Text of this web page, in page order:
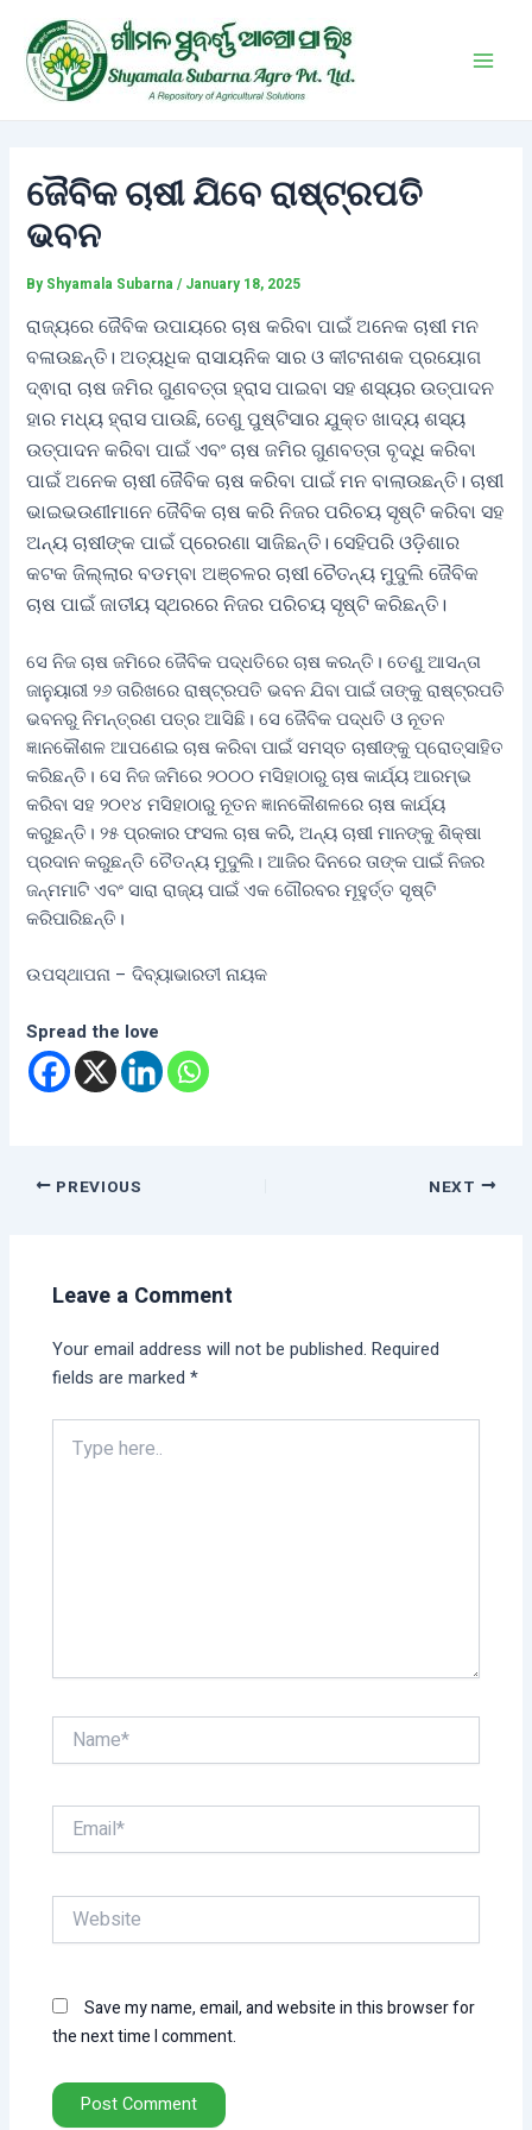
content
ଜୈବିକ ଚାଷୀ ଯିବେ ରାଷ୍ଟ୍ରପତି
ଭବନ
By Shyamala Subarna/ January 18, 2025
ରାଜ୍ୟରେ ଜୈବିକ ଉପାୟରେ ଚାଷ କରିବା ପାଇଁ ଅନେକ ଚାଷୀ ମନ
ବଳାଉଛନ୍ତି। ଅତ୍ୟଧିକ ରାସାୟନିକ ସାର ଓ କୀଟନାଶକ ପ୍ରୟୋଗ
ଦ୍ଵାରା ଚାଷ ଜମିର ଗୁଣବତ୍ତା ହ୍ରାସ ପାଇବା ସହ ଶସ୍ୟର ଉତ୍ପାଦନ
ହାର ମଧ୍ୟ ହ୍ରାସ ପାଉଛି, ତେଣୁ ପୁଷ୍ଟିସାର ଯୁକ୍ତ ଖାଦ୍ୟ ଶସ୍ୟ
ଉତ୍ପାଦନ କରିବା ପାଇଁ ଏବଂ ଚାଷ ଜମିର ଗୁଣବତ୍ତା ବୃଦ୍ଧି କରିବା
ପାଇଁ ଅନେକ ଚାଷୀ ଜୈବିକ ଚାଷ କରିବା ପାଇଁ ମନ ବାଲାଉଛନ୍ତି। ଚାଷୀ
ଭାଇଭଉଣୀମାନେ ଜୈବିକ ଚାଷ କରି ନିଜର ପରିଚୟ ସୃଷ୍ଟି କରିବା ସହ
ଅନ୍ୟ ଚାଷୀଙ୍କ ପାଇଁ ପ୍ରେରଣା ସାଜିଛନ୍ତି। ସେହିପରି ଓଡ଼ିଶାର
କଟକ ଜିଲ୍ଲାର ବଡମ୍ବା ଅଞ୍ଚଳର ଚାଷୀ ଚୈତନ୍ୟ ମୁଦୁଲି ଜୈବିକ
ଚାଷ ପାଇଁ ଜାତୀୟ ସ୍ଥରରେ ନିଜର ପରିଚୟ ସୃଷ୍ଟି କରିଛନ୍ତି।
ସେ ନିଜ ଚାଷ ଜମିରେ ଜୈବିକ ପଦ୍ଧତିରେ ଚାଷ କରନ୍ତି। ତେଣୁ ଆସନ୍ତା
ଜାନୁୟାରୀ ୨୬ ତାରିଖରେ ରାଷ୍ଟ୍ରପତି ଭବନ ଯିବା ପାଇଁ ତାଙ୍କୁ ରାଷ୍ଟ୍ରପତି
ଭବନରୁ ନିମନ୍ତ୍ରଣ ପତ୍ର ଆସିଛି। ସେ ଜୈବିକ ପଦ୍ଧତି ଓ ନୂତନ
ଜ୍ଞାନକୌଶଳ ଆପଣେଇ ଚାଷ କରିବା ପାଇଁ ସମସ୍ତ ଚାଷୀଙ୍କୁ ପ୍ରୋତ୍ସାହିତ
କରିଛନ୍ତି। ସେ ନିଜ ଜମିରେ ୨୦୦୦ ମସିହାଠାରୁ ଚାଷ କାର୍ଯ୍ୟ ଆରମ୍ଭ
କରିବା ସହ ୨୦୧୪ ମସିହାଠାରୁ ନୂତନ ଜ୍ଞାନକୌଶଳରେ ଚାଷ କାର୍ଯ୍ୟ
କରୁଛନ୍ତି। ୨୫ ପ୍ରକାର ଫସଲ ଚାଷ କରି, ଅନ୍ୟ ଚାଷୀ ମାନଙ୍କୁ ଶିକ୍ଷା
ପ୍ରଦାନ କରୁଛନ୍ତି ଚୈତନ୍ୟ ମୁଦୁଲି। ଆଜିର ଦିନରେ ତାଙ୍କ ପାଇଁ ନିଜର
ଜନ୍ମମାଟି ଏବଂ ସାରା ରାଜ୍ୟ ପାଇଁ ଏକ ଗୌରବର ମୂହୁର୍ତ୍ତ ସୃଷ୍ଟି
କରିପାରିଛନ୍ତି।
ଉପସ୍ଥାପନା – ଦିବ୍ୟାଭାରତୀ ନାୟକ
Spread the love
navigation
PREVIOUS NEXT
Leave a Comment
Your email address will not be published. Required
fields are marked*
here..
Name*
Email*
Website
Save my name, email, and website in this browser for
the next time I comment.